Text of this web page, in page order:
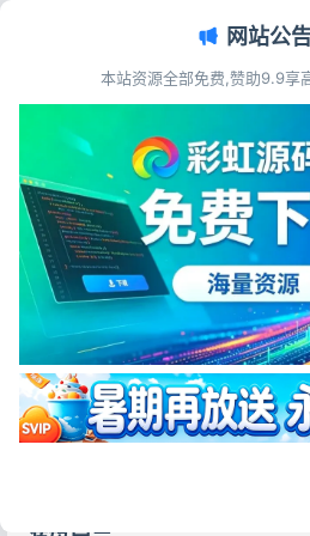
首页>源码资源>电子商务>仿可可礼物网
仿可可礼物网淘宝客源码 帝
带手机版+火车头采集
彩虹源码网
2026-05-29 10阅读
源码简介
淘宝客创意礼物在线导购网站源码
统模板。内附安装教程.
本源码模板清爽简单，同时可改成
淘宝客导购网，可以在文章攻略中
网站公
本站资源全部免费,赞助9.9享